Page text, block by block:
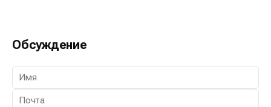
Обсуждение